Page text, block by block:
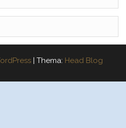
| Thema: Head Blog